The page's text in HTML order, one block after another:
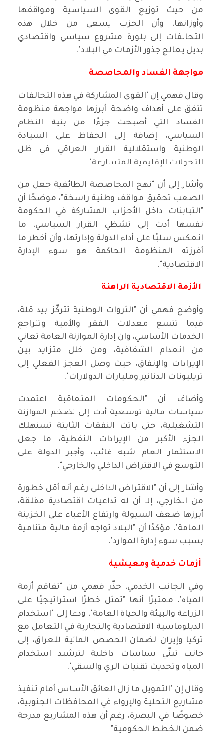
من حيث توزيع القوى السياسية ومواقفها
وأوزانها، وأن الحزب يسعى من خلال هذه
التحالفات إلى بلورة مشروع سياسي واقتصادي
بديل يعالج جذور الأزمات في البلاد".
مواجهة الفساد والمحاصصة
وقال فهمي إن "القوى المشاركة في هذه التحالفات
تتفق على أهداف واضحة، أبرزها مواجهة منظومة
الفساد التي أصبحت جزءًا من بنية النظام
السياسي، إضافة إلى الحفاظ على السيادة
الوطنية واستقلالية القرار العراقي في ظل
التحولات الإقليمية المتسارعة".
وأشار إلى أن "نهج المحاصصة الطائفية جعل من
الصعب تحقيق مواقف وطنية راسخة"، موضحًا أن
"التباينات داخل الأحزاب المشاركة في الحكومة
نفسها أدت إلى تشظي القرار السياسي، ما
انعكس سلبًا على أداء الدولة وإدارتها، وأن أخطر ما
أفرزته المنظومة الحاكمة هو سوء الإدارة
الاقتصادية".
الأزمة الاقتصادية الراهنة
وأوضح فهمي أن "الثروات الوطنية تتركّز بيد قلة،
فيما تتسع معدلات الفقر والأمية وتتراجع
الخدمات الأساسي، وان إدارة الموازنة العامة تعاني
من انعدام الشفافية، ومن خلل متزايد بين
الإيرادات والإنفاق، حيث وصل العجز الفعلي إلى
تريليونات الدنانير ومليارات الدولارات".
وأضاف أن "الحكومات المتعاقبة اعتمدت
سياسات مالية توسعية أدت إلى تضخم الموازنة
التشغيلية، حتى باتت النفقات الثابتة تستهلك
الجزء الأكبر من الإيرادات النفطية، ما جعل
الاستثمار العام شبه غائب، وأجبر الدولة على
التوسع في الاقتراض الداخلي والخارجي".
وأشار إلى أن "الاقتراض الداخلي رغم أنه أقل خطورة
من الخارجي، إلا أن له تداعيات اقتصادية مقلقة،
أبرزها ضعف السيولة وارتفاع الأعباء على الخزينة
العامة"، مؤكدًا أن "البلاد تواجه أزمة مالية متنامية
بسبب سوء إدارة الموارد".
أزمات خدمية ومعيشية
وفي الجانب الخدمي، حذّر فهمي من "تفاقم أزمة
المياه"، معتبرًا أنها "تمثل خطرًا استراتيجيًا على
الزراعة والبيئة والحياة العامة"، ودعا إلى "استخدام
الدبلوماسية الاقتصادية والتجارية في التعامل مع
تركيا وإيران لضمان الحصص المائية للعراق، إلى
جانب تبنّي سياسات داخلية لترشيد استخدام
المياه وتحديث تقنيات الري والسقي".
وقال إن "التمويل ما زال العائق الأساس أمام تنفيذ
مشاريع التحلية والإرواء في المحافظات الجنوبية،
خصوصًا في البصرة، رغم أن هذه المشاريع مدرجة
ضمن الخطط الحكومية".